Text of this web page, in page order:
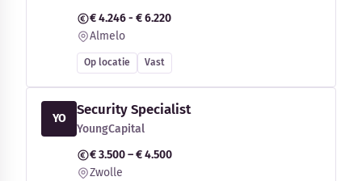
€ 4.246 - € 6.220
Almelo
Op locatie Vast
YO
Security Specialist
YoungCapital
€ 3.500 – € 4.500
Zwolle